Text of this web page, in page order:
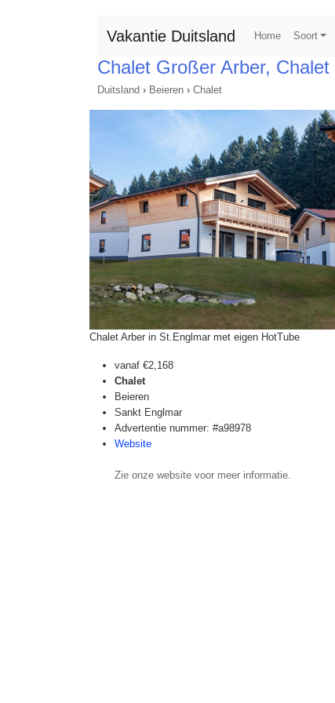
Vakantie Duitsland Home Soort
Chalet Großer Arber, Chalet
Duitsland › Beieren › Chalet
Chalet Arber in St.Englmar met eigen HotTube
vanaf €2,168
Chalet
Beieren
Sankt Englmar
Advertentie nummer: #a98978
Website
Zie onze website voor meer informatie.